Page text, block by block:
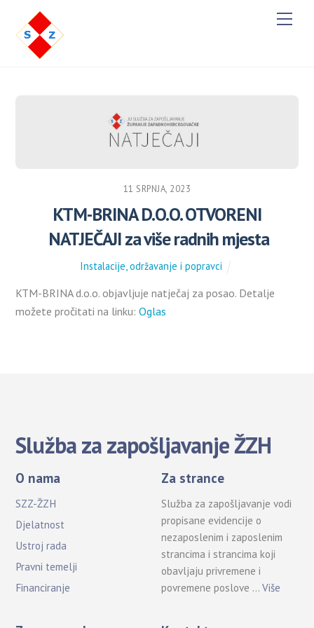
M
e
11 SRPNJA, 2023
KTM-BRINA D.O.O. OTVORENI
NATJEČAJI za više radnih mjesta
Instalacije, održavanje i popravci
KTM-BRINA d.o.o. objavljuje natječaj za posao. Detalje
možete pročitati na linku:Oglas
Služba za zapošljavanje ŽZH
O nama
SZZ-ŽZH
Djelatnost
Ustroj rada
Pravni temelji
Financiranje
Za strance
Služba za zapošljavanje vodi
propisane evidencije o
nezaposlenim i zaposlenim
strancima i strancima koji
obavljaju privremene i
povremene poslove …Više